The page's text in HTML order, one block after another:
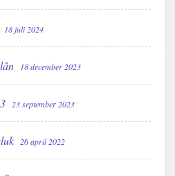
18 juli 2024
18 december 2023
23 september 2023
26 april 2022